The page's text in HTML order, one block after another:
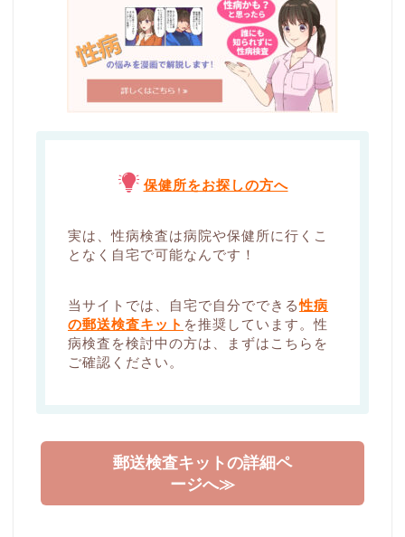
保健所をお探しの方へ
実は、性病検査は病院や保健所に行くこ
となく自宅で可能なんです！
当サイトでは、自宅で自分でできる性病
の郵送検査キット を推奨しています。性
病検査を検討中の方は、まずはこちらを
ご確認ください。
郵送検査キットの詳細ペ
ージへ≫